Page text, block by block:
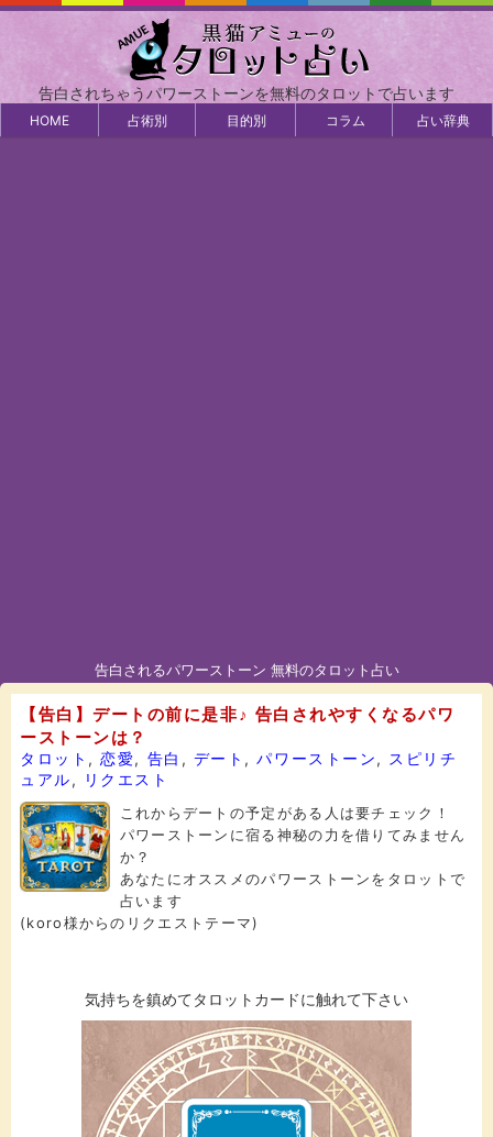
告白されちゃうパワーストーンを無料のタロットで占います
HOME 占術別 目的別 コラム 占い辞典
告白されるパワーストーン 無料のタロット占い
【告白】デートの前に是非♪ 告白されやすくなるパワ
ーストーンは？
タロット ,恋愛, 告白 , デート ,パワーストーン,
スピリチ
ュアル,
リクエスト
これからデートの予定がある人は要チェック！
パワーストーンに宿る神秘の力を借りてみません
か？
あなたにオススメのパワーストーンをタロットで
占います
(koro様からのリクエストテーマ)
気持ちを鎮めてタロットカードに触れて下さい